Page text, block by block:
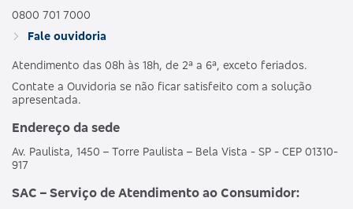
0800 701 7000
Fale ouvidoria
Atendimento das 08h às 18h, de 2ª a 6ª, exceto feriados.
Contate a Ouvidoria se não ficar satisfeito com a solução
apresentada.
Endereço da sede
Av. Paulista, 1450 – Torre Paulista – Bela Vista - SP - CEP 01310-
917
SAC – Serviço de Atendimento ao Consumidor: